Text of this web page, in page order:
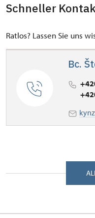
Schneller
Ratlos? Lassen Sie uns
Bc.